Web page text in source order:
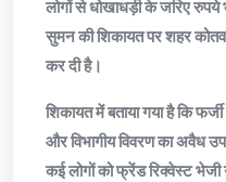
लोगों से धोखाधड़ी के जरिए रुपये
सुमन की शिकायत पर शहर
कर दी है।
शिकायत में बताया गया है कि
और विभागीय विवरण का अवैध
कई लोगों को फ्रेंड रिक्वेस्ट